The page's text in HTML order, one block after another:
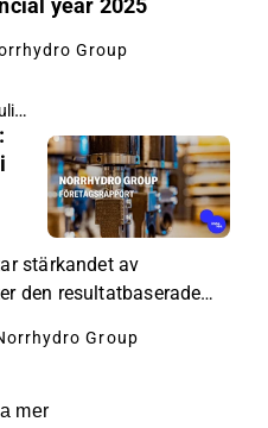
year 2025
Group
Pauli Lohi
stärkandet av
den resultatbaserade
Group
mer